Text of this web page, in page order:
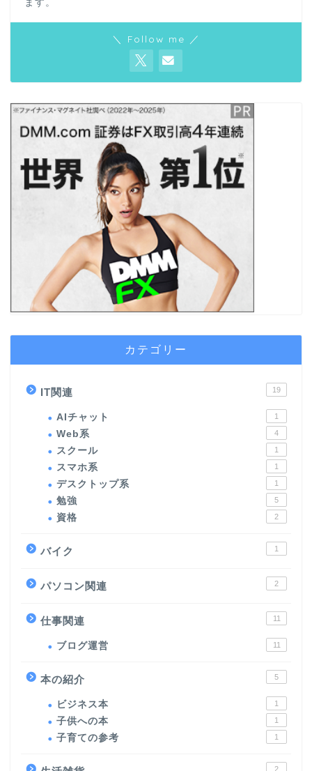
ます。
＼ Follow me ／
カテゴリー
IT関連 19
AIチャット 1
Web系 4
スクール 1
スマホ系 1
デスクトップ系 1
勉強 5
資格 2
バイク 1
パソコン関連 2
仕事関連 11
ブログ運営 11
本の紹介 5
ビジネス本 1
子供への本 1
子育ての参考 1
2